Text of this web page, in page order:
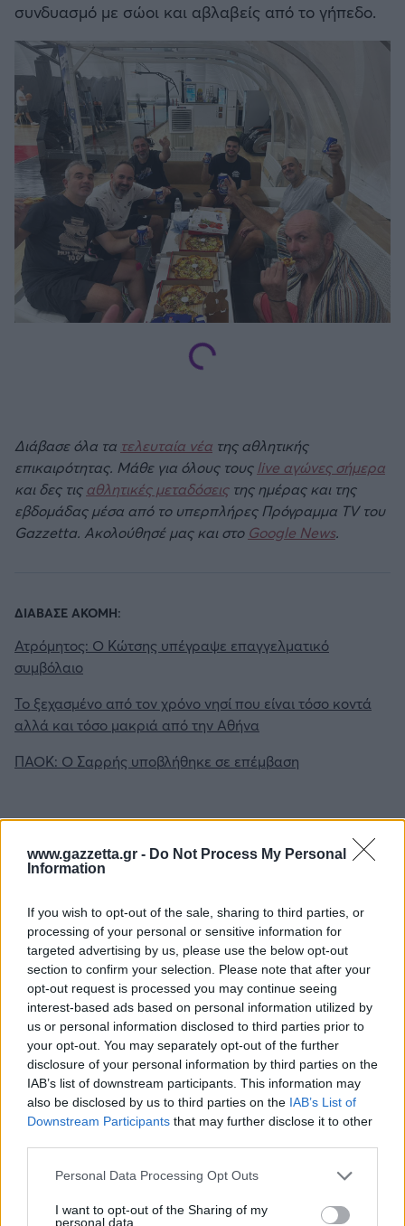
www.gazzetta.gr - Do Not Process My Personal
Information
If you wish to opt-out of the sale, sharing to third parties, or
processing of your personal or sensitive information for
targeted advertising by us, please use the below opt-out
section to confirm your selection. Please note that after your
opt-out request is processed you may continue seeing
interest-based ads based on personal information utilized by
us or personal information disclosed to third parties prior to
your opt-out. You may separately opt-out of the further
disclosure of your personal information by third parties on the
IAB’s list of downstream participants. This information may
also be disclosed by us to third parties on the IAB’s List of
Downstream Participants that may further disclose it to other
Please note that this website/app uses one or more Google
not limited to your visit or usage behaviour. You may click to
Personal Data Processing Opt Outs
I want to opt-out of the Sharing of my
personal data.
συνδυασμό με σώοι και αβλαβείς από το γήπεδο.
Διάβασε όλα τα τελευταία νέα της αθλητικής
επικαιρότητας. Μάθε για όλους τουςlive αγώνες σήμερα
και δες τιςαθλητικές μεταδόσειςτης ημέρας και της
εβδομάδας μέσα από το υπερπλήρες Πρόγραμμα TV του
Gazzetta. Ακολούθησέ μας και στο Google News.
ΔΙΑΒΑΣΕ ΑΚΟΜΗ:
Ατρόμητος: Ο Κώτσης υπέγραψε επαγγελματικό
συμβόλαιο
To ξεχασμένο από τον χρόνο νησί που είναι τόσο κοντά
αλλά και τόσο μακριά από την Αθήνα
ΠΑΟΚ: Ο Σαρρής υποβλήθηκε σε επέμβαση
σου πρέπει να συνδεθείς
στο my gazzetta!
Εγγραφή Σύνδεση